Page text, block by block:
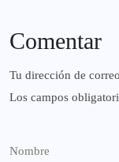
Comentar
Tu dirección de
Los campos